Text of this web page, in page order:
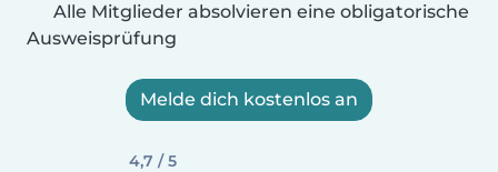
Alle Mitglieder absolvieren eine obligatorische
Ausweisprüfung
Melde dich kostenlos an
4,7 / 5